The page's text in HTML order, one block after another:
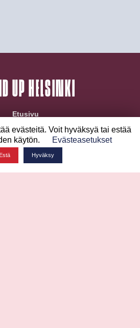
UP HELSINKI
Etusivu
Info
Venuet
Ajankohtaista
Ota yhteyttä
evästeitä. Voit hyväksyä tai estää
käytön.
Evästeasetukset
Estä Hyväksy